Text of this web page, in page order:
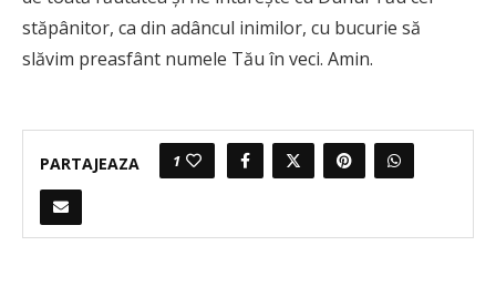
stăpânitor, ca din adâncul inimilor, cu bucurie să
slăvim prea­sfânt numele Tău în veci. Amin.
PARTAJEAZA 1